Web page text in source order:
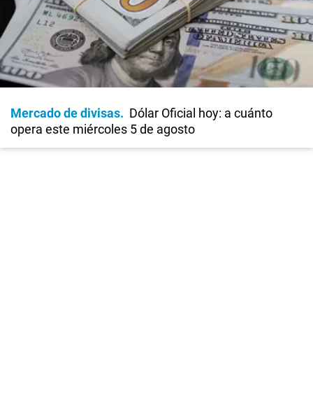
Mercado de divisas
Dólar Oficial hoy: a cuánto
opera este miércoles 5 de agosto